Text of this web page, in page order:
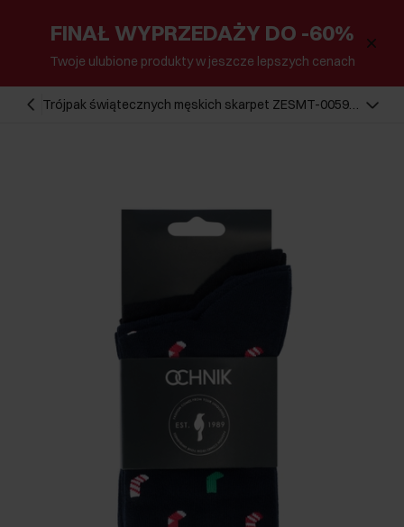
FINAŁ WYPRZEDAŻY DO -60%
Twoje ulubione produkty w jeszcze lepszych cenach
Trójpak świątecznych męskich skarpet ZESMT-0059-